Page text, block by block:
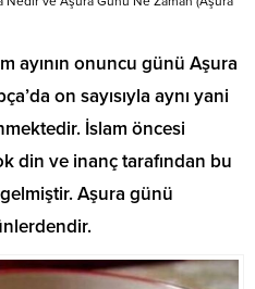
ayının onuncu günü Aşura
on sayısıyla aynı yani
İslam öncesi
din ve inanç tarafından bu
Aşura günü